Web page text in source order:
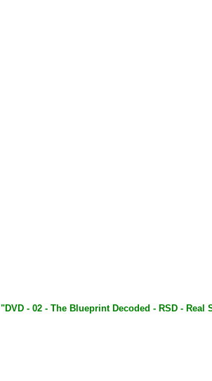
"DVD - 02 - The Blueprint Decoded - RSD - Real